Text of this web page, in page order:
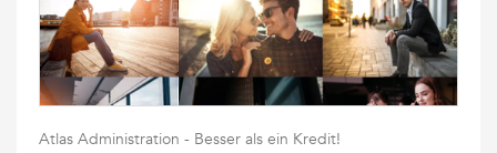
Atlas Administration - Besser als ein Kredit!